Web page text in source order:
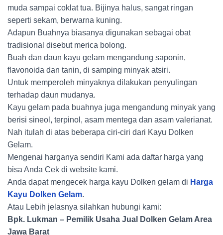
muda sampai coklat tua. Bijinya halus, sangat ringan
seperti sekam, berwarna kuning.
Adapun Buahnya biasanya digunakan sebagai obat
tradisional disebut merica bolong.
Buah dan daun kayu gelam mengandung saponin,
flavonoida dan tanin, di samping minyak atsiri.
Untuk memperoleh minyaknya dilakukan penyulingan
terhadap daun mudanya.
Kayu gelam pada buahnya juga mengandung minyak yang
berisi sineol, terpinol, asam mentega dan asam valerianat.
Nah itulah di atas beberapa ciri-ciri dari Kayu Dolken
Gelam.
Mengenai harganya sendiri Kami ada daftar harga yang
bisa Anda Cek di website kami.
Anda dapat mengecek harga kayu Dolken gelam di Harga
Kayu Dolken Gelam.
Atau Lebih jelasnya silahkan hubungi kami:
Bpk. Lukman – Pemilik Usaha Jual Dolken Gelam Area
Jawa Barat